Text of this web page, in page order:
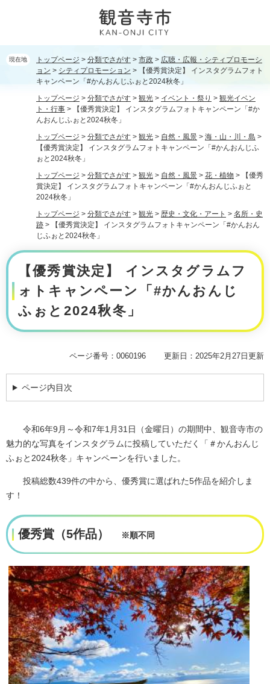
現在地 トップページ > 分類でさがす > 市政 > 広聴・広報・シティプロモーシ
ョン > シティプロモーション >
【優秀賞決定】 インスタグラムフォト
キャンペーン「#かんおんじふぉと2024秋冬」
トップページ > 分類でさがす > 観光 > イベント・祭り > 観光イベン
ト・行事 >
【優秀賞決定】 インスタグラムフォトキャンペーン「#か
んおんじふぉと2024秋冬」
トップページ > 分類でさがす > 観光 > 自然・風景 > 海・山・川・島 >
【優秀賞決定】 インスタグラムフォトキャンペーン「#かんおんじふ
ぉと2024秋冬」
トップページ > 分類でさがす > 観光 > 自然・風景 > 花・植物 >
【優秀
賞決定】 インスタグラムフォトキャンペーン「#かんおんじふぉと
2024秋冬」
トップページ > 分類でさがす > 観光 > 歴史・文化・アート > 名所・史
跡 >
【優秀賞決定】 インスタグラムフォトキャンペーン「#かんおん
じふぉと2024秋冬」
本
文
【優秀賞決定】 インスタグラムフ
ォトキャンペーン「#かんおんじ
ふぉと2024秋冬」
ページ番号：0060196 更新日：2025年2月27日更新
ページ内目次
令和6年9月～令和7年1月31日（金曜日）の期間中、観音寺市の
魅力的な写真をインスタグラムに投稿していただく「＃かんおんじ
ふぉと2024秋冬」キャンペーンを行いました。
投稿総数439件の中から、優秀賞に選ばれた5作品を紹介しま
す！
優秀賞（5作品） ※順不同